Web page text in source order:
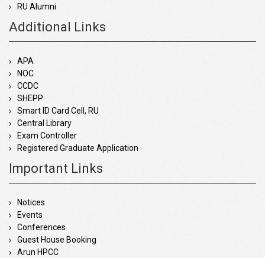
RU Alumni
Additional Links
APA
NOC
CCDC
SHEPP
Smart ID Card Cell, RU
Central Library
Exam Controller
Registered Graduate Application
Important Links
Notices
Events
Conferences
Guest House Booking
Arun HPCC